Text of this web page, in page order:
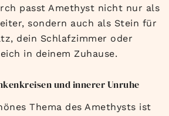
passt Amethyst nicht nur als
sondern auch als Stein für
dein Schlafzimmer oder
in deinem Zuhause.
und innerer Unruhe
Thema des Amethysts ist